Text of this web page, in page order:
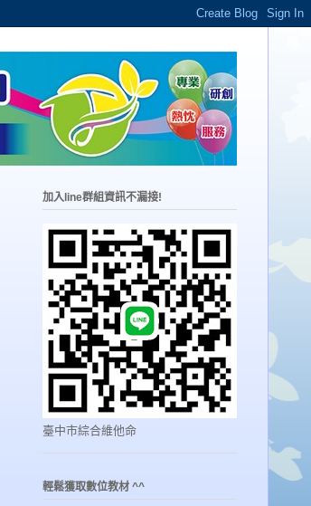
加入line群組資訊不漏接!
臺中市綜合維他命
輕鬆獲取數位教材 ^^